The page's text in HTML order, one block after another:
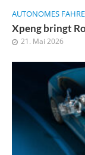
AUTONOMES
Xpeng bringt
21. Mai 2026